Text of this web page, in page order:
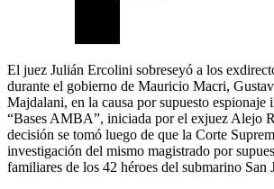
El juez Julián Ercolini sobreseyó a los
durante el gobierno de Mauricio Macri,
Majdalani, en la causa por supuesto espionaje
“Bases AMBA”, iniciada por el exjuez Alejo
decisión se tomó luego de que la Corte
investigación del mismo magistrado por
familiares de los 42 héroes del submarino San